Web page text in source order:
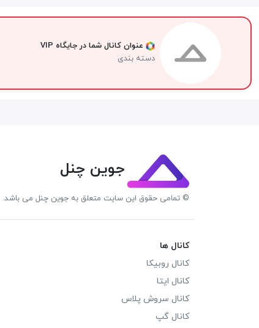
عنوان کانال شما در جایگاه VIP
دسته بندی
جوین چنل
© تمامی حقوق این سایت متعلق به جوین چنل می باشد.
کانال ها
کانال روبیکا
کانال ایتا
کانال سروش پلاس
کانال گپ